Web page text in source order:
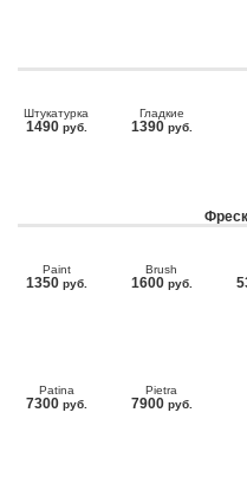
Штукатурка
1490 руб.
Гладкие
1390 руб.
Paint
1350 руб.
Brush
1600 руб.
Patina
7300 руб.
Pietra
7900 руб.